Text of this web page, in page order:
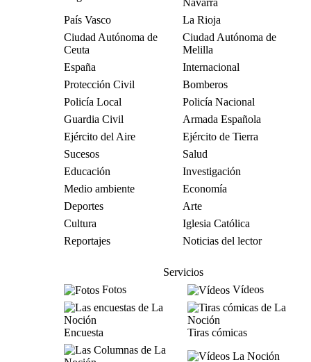
Navarra
País Vasco
La Rioja
Ciudad Autónoma de
Ceuta
Ciudad Autónoma de
Melilla
España
Internacional
Protección Civil
Bomberos
Policía Local
Policía Nacional
Guardia Civil
Armada Española
Ejército del Aire
Ejército de Tierra
Sucesos
Salud
Educación
Investigación
Medio ambiente
Economía
Deportes
Arte
Cultura
Iglesia Católica
Reportajes
Noticias del lector
Servicios
Fotos
Vídeos
Encuesta Tiras cómicas